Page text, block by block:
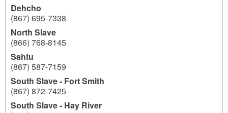
Dehcho
(867) 695-7338
North Slave
(866) 768-8145
Sahtu
(867) 587-7159
South Slave - Fort Smith
(867) 872-7425
South Slave - Hay River